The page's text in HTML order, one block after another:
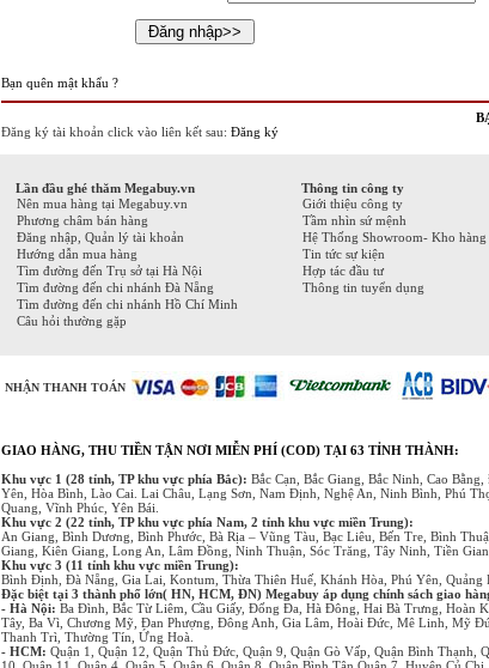
Bạn quên mật khẩu ?
Đăng ký tài khoản click vào liên kết sau: Đăng ký
Lần đầu ghé thăm Megabuy.vn
Nên mua hàng tại Megabuy.vn
Phương châm bán hàng
Đăng nhập, Quản lý tài khoản
Hướng dẫn mua hàng
Tìm đường đến Trụ sở tại Hà Nội
Tìm đường đến chi nhánh Đà Nẵng
Tìm đường đến chi nhánh Hồ Chí Minh
Câu hỏi thường gặp
Thông tin công ty
Giới thiệu công ty
Tầm nhìn sứ mệnh
Hệ Thống Showroom- Kho hàng
Tin tức sự kiện
Hợp tác đầu tư
Thông tin tuyển dụng
NHẬN THANH TOÁN
GIAO HÀNG, THU TIỀN TẬN NƠI MIỄN PHÍ (COD) TẠI 63 TỈNH THÀNH:
Khu vực 1 (28 tỉnh, TP khu vực phía Bắc): Bắc Cạn, Bắc Giang, Bắc Ninh, Cao
Yên, Hòa Bình, Lào Cai. Lai Châu, Lạng Sơn, Nam Định, Nghệ An, Ninh Bình, Phú
Quang, Vĩnh Phúc, Yên Bái.
Khu vực 2 (22 tỉnh, TP khu vực phía Nam, 2 tỉnh khu vực miền Trung):
An Giang, Bình Dương, Bình Phước, Bà Rịa – Vũng Tàu, Bạc Liêu, Bến Tre, Bình
Giang, Kiên Giang, Long An, Lâm Đồng, Ninh Thuận, Sóc Trăng, Tây Ninh, Tiền
Khu vực 3 (11 tỉnh khu vực miền Trung):
Bình Định, Đà Nẵng, Gia Lai, Kontum, Thừa Thiên Huế, Khánh Hòa, Phú Yên, Quảng
Đặc biệt tại 3 thành phố lớn( HN, HCM, ĐN) Megabuy áp dụng chính sách giao
- Hà Nội: Ba Đình, Bắc Từ Liêm, Cầu Giấy, Đống Đa, Hà Đông, Hai Bà Trưng, Hoàn
Tây, Ba Vì, Chương Mỹ, Đan Phượng, Đông Anh, Gia Lâm, Hoài Đức, Mê Linh, Mỹ
Thanh Trì, Thường Tín, Ứng Hoà.
- HCM: Quận 1, Quận 12, Quận Thủ Đức, Quận 9, Quận Gò Vấp, Quận Bình Thạnh,